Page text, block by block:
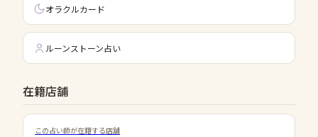
オラクルカード
ルーンストーン占い
在籍店舗
この占い師が在籍する店舗